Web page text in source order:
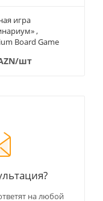
игра
,
Board Game
/шт
на любой